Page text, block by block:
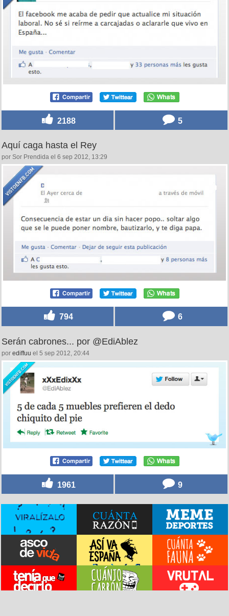
2188 5
Aquí caga hasta el Rey
por Sor Prendida el 6 sep 2012, 13:29
794 6
Serán cabrones... por @EdiAblez
por ediffuu el 5 sep 2012, 20:44
1961 9